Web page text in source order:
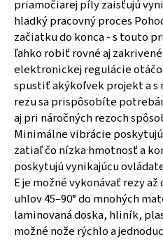
priamočiarej píly zaisťujú
hladký pracovný proces
začiatku do konca - s touto
ľahko robiť rovné aj
elektronickej regulácie
spustiť akýkoľvek projekt a
rezu sa prispôsobíte
aj pri náročných rezoch
Minimálne vibrácie
zatiaľ čo nízka hmotnosť a
poskytujú vynikajúcu
E je možné vykonávať rezy
uhlov 45–90° do mnohých
laminovaná doska, hliník,
možné nože rýchlo a